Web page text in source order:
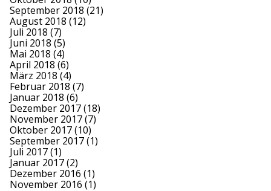
September 2018 (21)
August 2018 (12)
Juli 2018 (7)
Juni 2018 (5)
Mai 2018 (4)
April 2018 (6)
März 2018 (4)
Februar 2018 (7)
Januar 2018 (6)
Dezember 2017(18)
November 2017(7)
Oktober 2017(10)
September 2017(1)
Juli 2017(1)
Januar 2017(2)
Dezember 2016 (1)
November 2016 (1)